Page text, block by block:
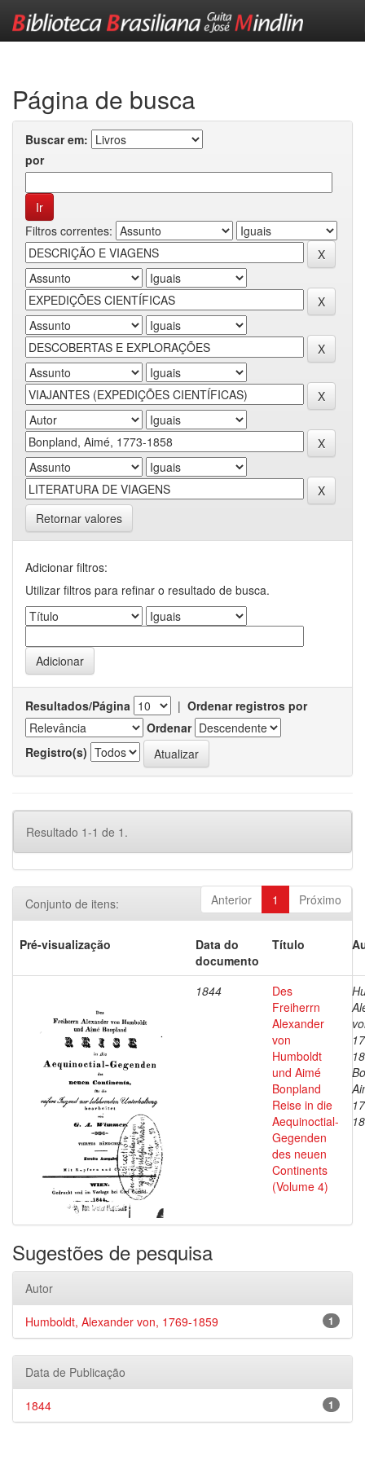
Página de busca
Buscar em:
por
Filtros correntes:
Retornar valores
Adicionar filtros:
Utilizar filtros para refinar o resultado de busca.
Resultados/Página | Ordenar registros por
Ordenar
Registro(s)
Resultado 1-1 de 1.
Anterior 1 Próximo
Conjunto de itens:
Pré-visualização
Data do
documento
Título
1844
Des
Freiherrn
Alexander
von
Humboldt
und Aimé
Bonpland
Reise in die
Aequinoctial-
Gegenden
des neuen
Continents
(Volume 4)
Sugestões de pesquisa
Autor
1
Humboldt, Alexander von, 1769-1859
Data de Publicação
1
1844